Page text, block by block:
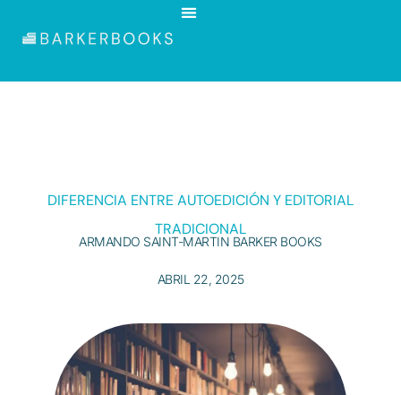
DIFERENCIA ENTRE AUTOEDICIÓN Y EDITORIAL
TRADICIONAL
ARMANDO SAINT-MARTIN BARKER BOOKS
ABRIL 22, 2025